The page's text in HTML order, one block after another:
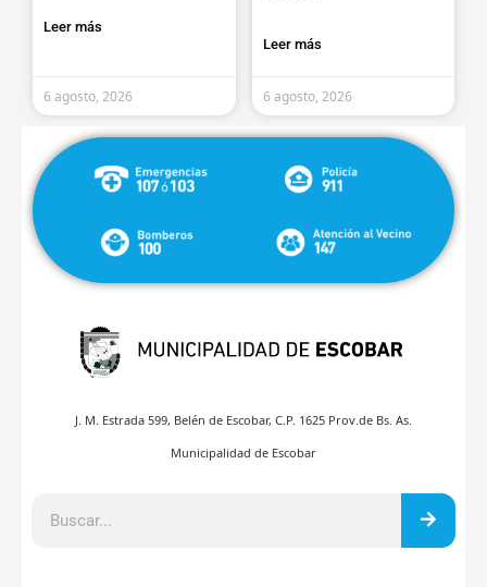
Leer más
6 agosto, 2026
Leer más
6 agosto, 2026
J. M. Estrada 599, Belén de Escobar, C.P. 1625 Prov.de Bs. As.
Municipalidad de Escobar